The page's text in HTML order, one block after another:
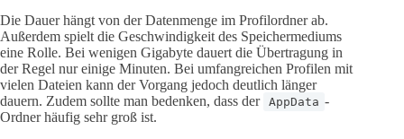
Die Dauer hängt von der Datenmenge im Profilordner ab.
Außerdem spielt die Geschwindigkeit des Speichermediums
eine Rolle. Bei wenigen Gigabyte dauert die Übertragung in
der Regel nur einige Minuten. Bei umfangreichen Profilen mit
vielen Dateien kann der Vorgang jedoch deutlich länger
dauern. Zudem sollte man bedenken, dass der AppData -
Ordner häufig sehr groß ist.